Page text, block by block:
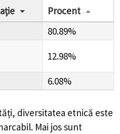
Procent
80.89%
12.98%
6.08%
diversitatea etnică este
Mai jos sunt